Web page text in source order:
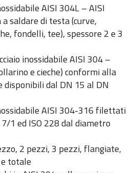
AISI 304L – AISI
saldare di testa (curve,
fondelli, tee), spessore 2 e 3
inossidabile AISI 304 –
e cieche) conformi alla
disponibili dal DN 15 al DN
AISI 304-316 filettati
1 ed ISO 228 dal diametro
2 pezzi, 3 pezzi, flangiate,
totale